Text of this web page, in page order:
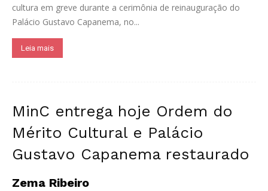
cultura em greve durante a cerimônia de reinauguração do
Palácio Gustavo Capanema, no...
Leia mais
MinC entrega hoje Ordem do
Mérito Cultural e Palácio
Gustavo Capanema restaurado
Zema Ribeiro